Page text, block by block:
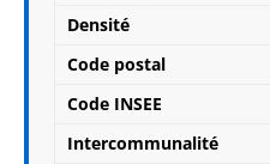
Densité
Code postal
Code INSEE
Intercommunalité